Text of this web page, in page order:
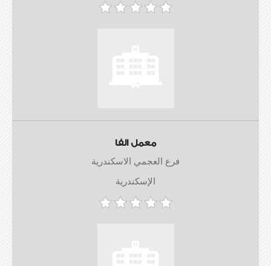
معمل الفا
فرع العجمي الاسكندرية
الإسكندرية